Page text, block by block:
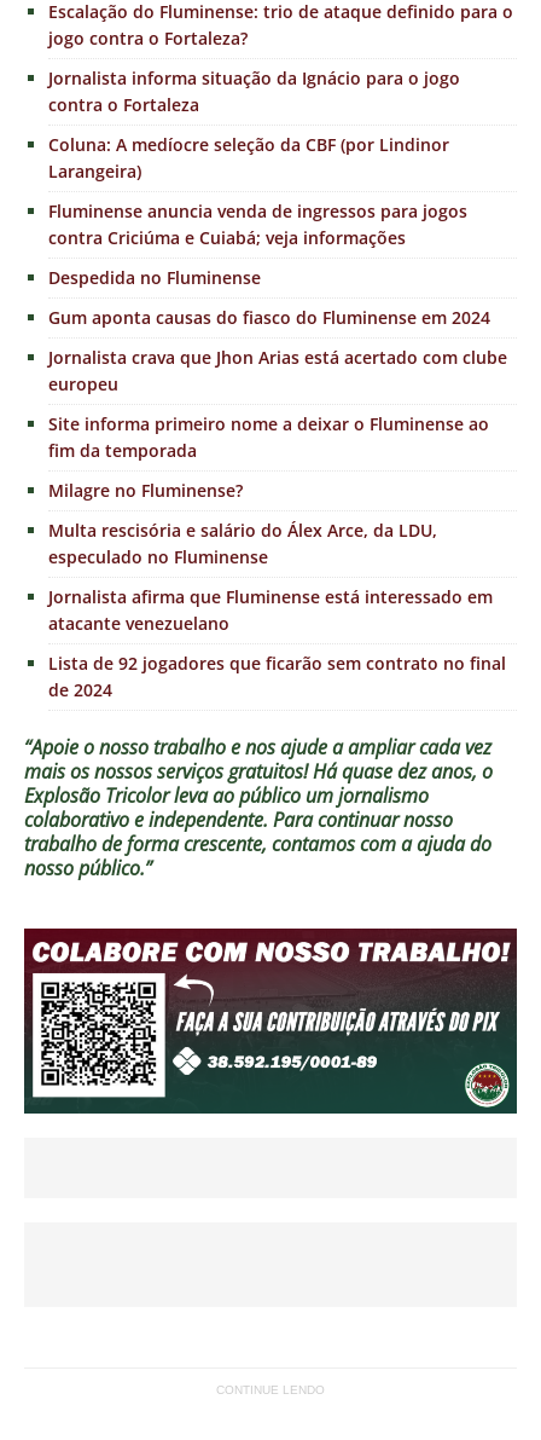
Escalação do Fluminense: trio de ataque definido para o
jogo contra o Fortaleza?
Jornalista informa situação da Ignácio para o jogo
contra o Fortaleza
Coluna: A medíocre seleção da CBF (por Lindinor
Larangeira)
Fluminense anuncia venda de ingressos para jogos
contra Criciúma e Cuiabá; veja informações
Despedida no Fluminense
Gum aponta causas do fiasco do Fluminense em 2024
Jornalista crava que Jhon Arias está acertado com clube
europeu
Site informa primeiro nome a deixar o Fluminense ao
fim da temporada
Milagre no Fluminense?
Multa rescisória e salário do Álex Arce, da LDU,
especulado no Fluminense
Jornalista afirma que Fluminense está interessado em
atacante venezuelano
Lista de 92 jogadores que ficarão sem contrato no final
de 2024
“Apoie o nosso trabalho e nos ajude a ampliar cada vez
mais os nossos serviços gratuitos!Há quase dez anos, o
Explosão Tricolor leva ao público um jornalismo
colaborativo e independente. Para continuar nosso
trabalho de forma crescente, contamos com a ajuda do
nosso público.”
CONTINUE LENDO